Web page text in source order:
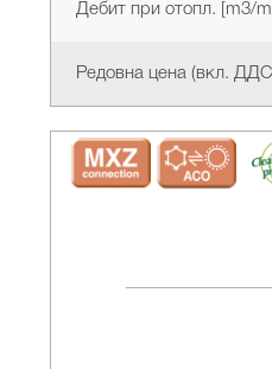
Дебит при отопл. [m3/
Редовна цена (вкл.